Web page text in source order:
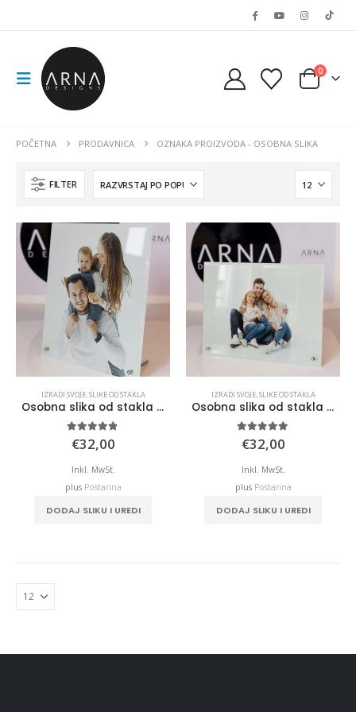
0
POČETNA PRODAVNICA OZNAKA PROIZVODA - OSOBNA SLIKA
FILTER
IZRADI SVOJE,SLIKE OD STAKLA
Osobna slika od stakla – Portret
4.75out of 5
€32,00
Inkl. MwSt.
plus Postarina
DODAJ SLIKU I UREDI
IZRADI SVOJE,SLIKE OD STAKLA
Osobna slika od stakla – Pejzaž
5.00out of 5
€32,00
Inkl. MwSt.
plus Postarina
DODAJ SLIKU I UREDI